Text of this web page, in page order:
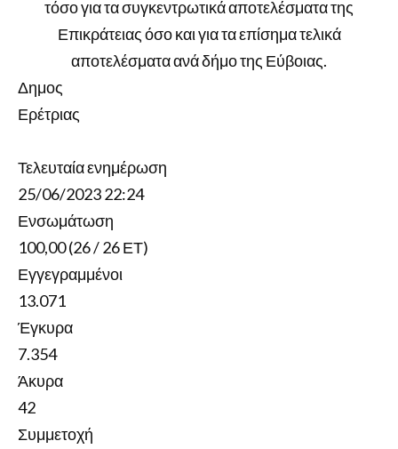
τόσο για τα συγκεντρωτικά αποτελέσματα της
Επικράτειας όσο και για τα επίσημα τελικά
αποτελέσματα ανά δήμο της Εύβοιας.
Δημος
Ερέτριας
Τελευταία ενημέρωση
25/06/2023 22:24
Ενσωμάτωση
100,00 (26 / 26 ΕΤ)
Εγγεγραμμένοι
13.071
Έγκυρα
7.354
Άκυρα
42
Συμμετοχή